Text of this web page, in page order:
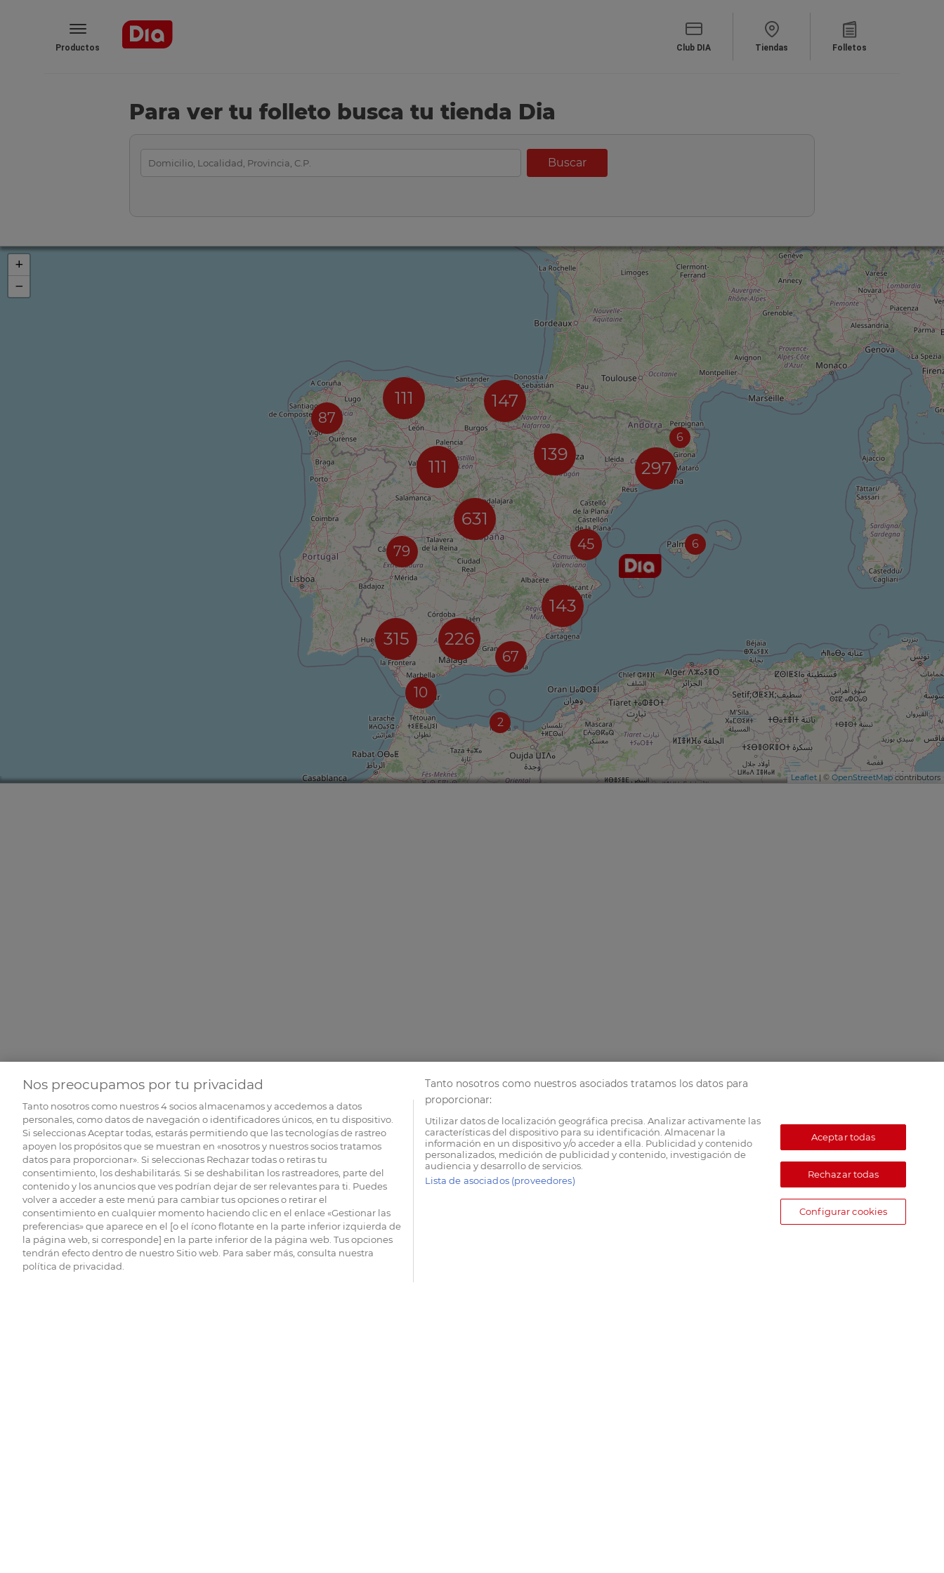
Productos Club DIA Tiendas Folletos
Para ver tu folleto busca tu tienda Dia
87
111 147
2
6
111
79
631
10
226
315
6
139
297
67
45
143
+
−
Leaflet | © OpenStreetMapcontributors
Nos preocupamos por tu privacidad
Tanto nosotros como nuestros4socios almacenamos y accedemos a datos
personales, como datos de navegación o identificadores únicos, en tu dispositivo.
Si seleccionas Aceptar todas, estarás permitiendo que las tecnologías de rastreo
apoyen los propósitos que se muestran en «nosotros y nuestros socios tratamos
datos para proporcionar». Si seleccionas Rechazar todas o retiras tu
consentimiento, los deshabilitarás. Si se deshabilitan los rastreadores, parte del
contenido y los anuncios que ves podrían dejar de ser relevantes para ti. Puedes
volver a acceder a este menú para cambiar tus opciones o retirar el
consentimiento en cualquier momento haciendo clic en el enlace «Gestionar las
preferencias» que aparece en el [o el ícono flotante en la parte inferior izquierda de
la página web, si corresponde] en la parte inferior de la página web. Tus opciones
tendrán efecto dentro de nuestro Sitio web. Para saber más, consulta nuestra
política de privacidad.
Tanto nosotros como nuestros asociados tratamos los datos para
proporcionar:
Utilizar datos de localización geográfica precisa. Analizar activamente las
características del dispositivo para su identificación. Almacenar la
información en un dispositivo y/o acceder a ella. Publicidad y contenido
personalizados, medición de publicidad y contenido, investigación de
audiencia y desarrollo de servicios.
Lista de asociados (proveedores)
Aceptar todas
Rechazar todas
Configurar cookies